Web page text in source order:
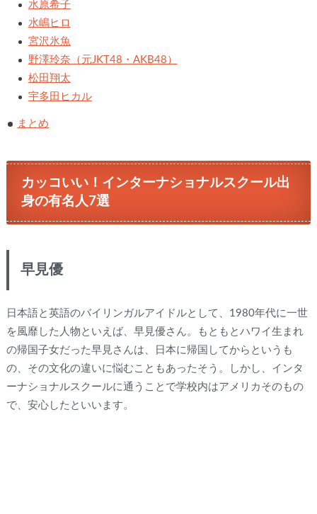
水原希子
水嶋ヒロ
宮沢氷魚
野澤玲奈（元JKT48・AKB48）
松田翔太
宇多田ヒカル
まとめ
カッコいい！インターナショナルスクール出
身の有名人7選
早見優
日本語と英語のバイリンガルアイドルとして、1980年代に一世
を風靡した人物といえば、早見優さん。もともとハワイ生まれ
の帰国子女だった早見さんは、日本に帰国してからというも
の、その文化の違いに悩むこともあったそう。しかし、インタ
ーナショナルスクールに通うことで学校内はアメリカそのもの
で、安心したといいます。